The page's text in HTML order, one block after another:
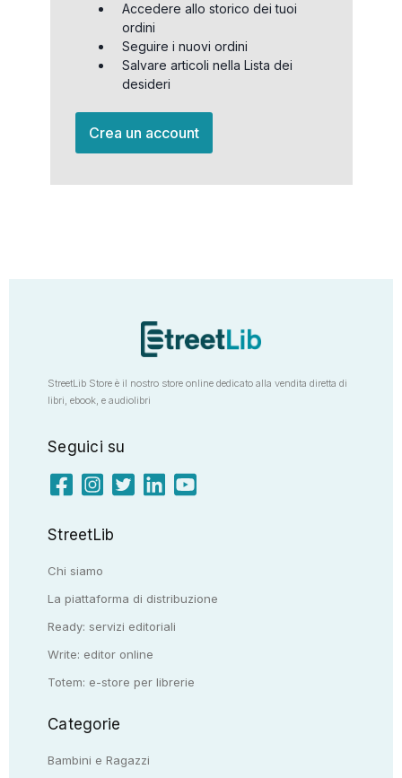
Accedere allo storico dei tuoi
ordini
Seguire i nuovi ordini
Salvare articoli nella Lista dei
desideri
Crea un account
StreetLib Store è il nostro store online dedicato alla vendita diretta di
libri, ebook, e audiolibri
Seguici su
StreetLib
Chi siamo
La piattaforma di distribuzione
Ready: servizi editoriali
Write: editor online
Totem: e-store per librerie
Categorie
Bambini e Ragazzi